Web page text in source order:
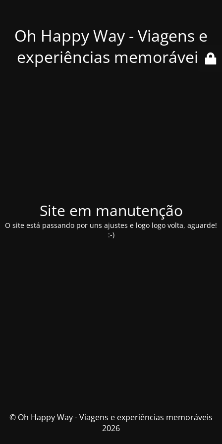
Oh Happy Way - Viagens e
experiências memoráveis
Site em manutenção
O site está passando por uns ajustes e logo logo volta, aguarde!
:-)
© Oh Happy Way - Viagens e experiências memoráveis
2026